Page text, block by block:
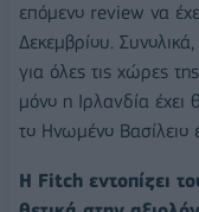
επόμενο review να
Δεκεμβρίου.
για όλες τις χώρες
μόνο η Ιρλανδία έχει
το Ηνωμένο Βασίλειο
Η Fitch εντοπίζει